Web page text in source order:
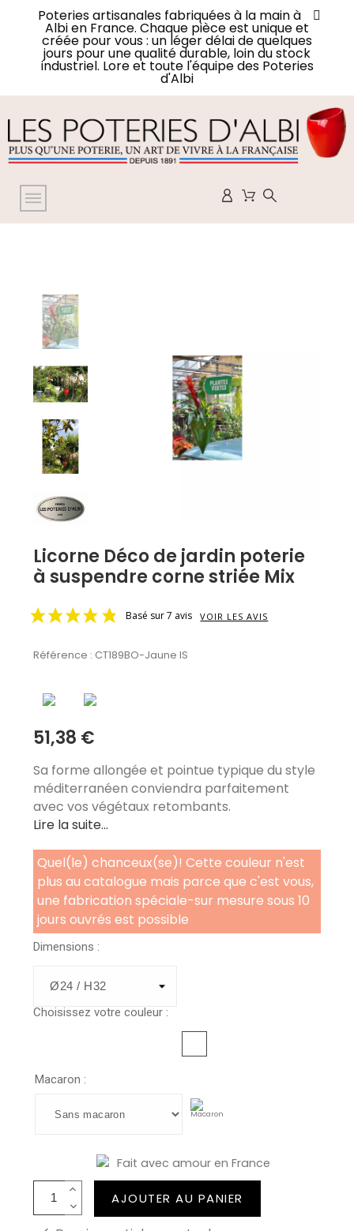
Poteries artisanales fabriquées à la main à
Albi en France. Chaque pièce est unique et
créée pour vous : un léger délai de quelques
jours pour une qualité durable, loin du stock
industriel. Lore et toute l'équipe des Poteries
d'Albi
Licorne Déco de jardin poterie
à suspendre corne striée Mix
Basé sur 7 avis VOIR LES AVIS
Référence : CT189BO-Jaune IS
51,38 €
Sa forme allongée et pointue typique du style
méditerranéen conviendra parfaitement
avec vos végétaux retombants.
Lire la suite...
Quel(le) chanceux(se)! Cette couleur n'est
plus au catalogue mais parce que c'est vous,
une fabrication spéciale-sur mesure sous 10
jours ouvrés est possible
Dimensions :
Choisissez votre couleur :
Macaron :
Fait avec amour en France
AJOUTER AU PANIER